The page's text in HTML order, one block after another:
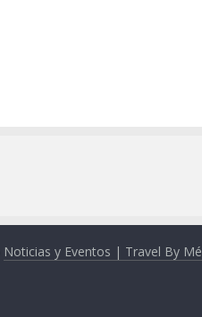
Noticias y Eventos | Travel By